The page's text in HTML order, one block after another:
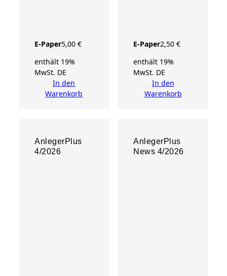
E-Paper5,00 €
enthält 19%
MwSt. DE
In den
Warenkorb
E-Paper2,50€
enthält 19%
MwSt. DE
In den
Warenkorb
AnlegerPlus
4/2026
AnlegerPlus
News 4/2026